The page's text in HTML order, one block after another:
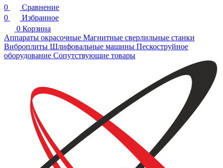
0
Сравнение
0
Избранное
0 Корзина
Аппараты окрасочные Магнитные сверлильные станки
Виброплиты Шлифовальные машины Пескоструйное
оборудование Сопутствующие товары